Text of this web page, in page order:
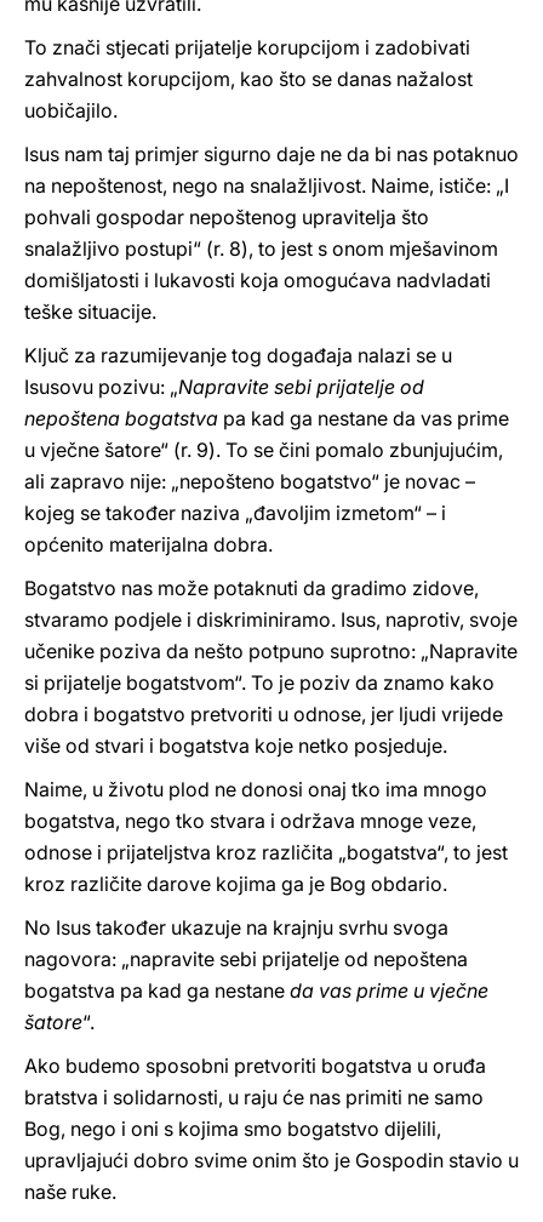
To znači stjecati prijatelje korupcijom i zadobivati
zahvalnost korupcijom, kao što se danas nažalost
uobičajilo.
Isus nam taj primjer sigurno daje ne da bi nas potaknuo
na nepoštenost, nego na snalažljivost. Naime, ističe: „I
pohvali gospodar nepoštenog upravitelja što
snalažljivo postupi“ (r. 8), to jest s onom mješavinom
domišljatosti i lukavosti koja omogućava nadvladati
teške situacije.
Ključ za razumijevanje tog događaja nalazi se u
Isusovu pozivu: „Napravite sebi prijatelje od
nepoštena bogatstva pa kad ga nestane da vas prime
u vječne šatore“ (r. 9). To se čini pomalo zbunjujućim,
ali zapravo nije: „nepošteno bogatstvo“ je novac –
kojeg se također naziva „đavoljim izmetom“ – i
općenito materijalna dobra.
Bogatstvo nas može potaknuti da gradimo zidove,
stvaramo podjele i diskriminiramo. Isus, naprotiv, svoje
učenike poziva da nešto potpuno suprotno: „Napravite
si prijatelje bogatstvom“. To je poziv da znamo kako
dobra i bogatstvo pretvoriti u odnose, jer ljudi vrijede
više od stvari i bogatstva koje netko posjeduje.
Naime, u životu plod ne donosi onaj tko ima mnogo
bogatstva, nego tko stvara i održava mnoge veze,
odnose i prijateljstva kroz različita „bogatstva“, to jest
kroz različite darove kojima ga je Bog obdario.
No Isus također ukazuje na krajnju svrhu svoga
nagovora: „napravite sebi prijatelje od nepoštena
bogatstva pa kad ga nestane da vas prime u vječne
šatore“.
Ako budemo sposobni pretvoriti bogatstva u oruđa
bratstva i solidarnosti, u raju će nas primiti ne samo
Bog, nego i oni s kojima smo bogatstvo dijelili,
upravljajući dobro svime onim što je Gospodin stavio u
naše ruke.